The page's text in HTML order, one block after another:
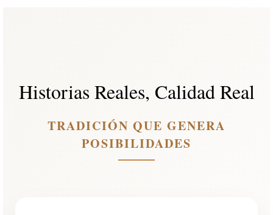
Historias Reales, Calidad Real
TRADICIÓN QUE GENERA
POSIBILIDADES